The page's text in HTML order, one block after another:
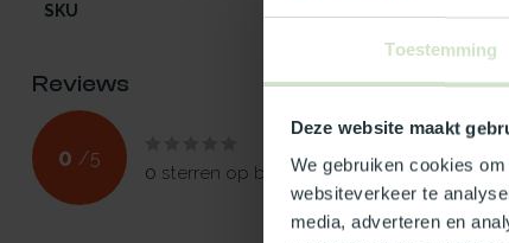
Toestemming
Deze website maakt
We gebruiken cookies
websiteverkeer te
media, adverteren en
SKU
Reviews
0 /5
0 sterren op basis van0beoordelingen